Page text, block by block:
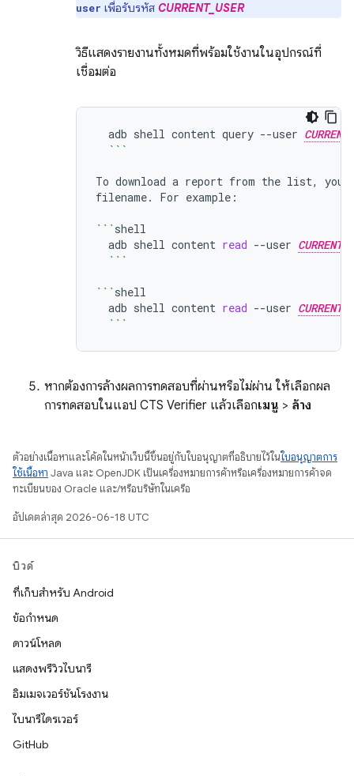
user เพื่อรับรหัส CURRENT_USER
วิธีแสดงรายงานทั้งหมดที่พร้อมใช้งานในอุปกรณ์ที่
เชื่อมต่อ
adb shell content query --user
```
To download a report from the list, you
filename.
For example:
```
adb shell content read --user
```
```
adb shell content read --user
```
หากต้องการล้างผลการทดสอบที่ผ่านหรือไม่ผ่าน ให้เลือกผล
การทดสอบในแอป CTS Verifier แล้วเลือกเมนู > ล้าง
ตัวอย่างเนื้อหาและโค้ดในหน้าเว็บนี้ขึ้นอยู่กับใบอนุญาตที่อธิบายไว้ในใบอนุญาตการ
ใช้เนื้อหา Java และ OpenJDK เป็นเครื่องหมายการค้าหรือเครื่องหมายการค้าจด
ทะเบียนของ Oracle และ/หรือบริษัทในเครือ
อัปเดตล่าสุด 2026-06-18 UTC
บิวด์
ที่เก็บสำหรับ Android
ข้อกำหนด
ดาวน์โหลด
แสดงพรีวิวไบนารี
อิมเมจเวอร์ชันโรงงาน
ไบนารีไดรเวอร์
GitHub